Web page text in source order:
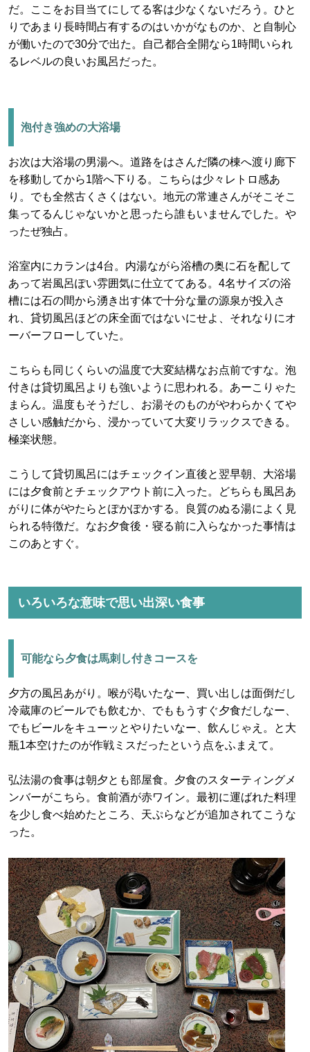
だ。ここをお目当てにしてる客は少なくないだろう。ひと
りであまり長時間占有するのはいかがなものか、と自制心
が働いたので30分で出た。自己都合全開なら1時間いられ
るレベルの良いお風呂だった。
泡付き強めの大浴場
お次は大浴場の男湯へ。道路をはさんだ隣の棟へ渡り廊下
を移動してから1階へ下りる。こちらは少々レトロ感あ
り。でも全然古くさくはない。地元の常連さんがそこそこ
集ってるんじゃないかと思ったら誰もいませんでした。や
ったぜ独占。
浴室内にカランは4台。内湯ながら浴槽の奥に石を配して
あって岩風呂ぽい雰囲気に仕立ててある。4名サイズの浴
槽には石の間から湧き出す体で十分な量の源泉が投入さ
れ、貸切風呂ほどの床全面ではないにせよ、それなりにオ
ーバーフローしていた。
こちらも同じくらいの温度で大変結構なお点前ですな。泡
付きは貸切風呂よりも強いように思われる。あーこりゃた
まらん。温度もそうだし、お湯そのものがやわらかくてや
さしい感触だから、浸かっていて大変リラックスできる。
極楽状態。
こうして貸切風呂にはチェックイン直後と翌早朝、大浴場
には夕食前とチェックアウト前に入った。どちらも風呂あ
がりに体がやたらとぽかぽかする。良質のぬる湯によく見
られる特徴だ。なお夕食後・寝る前に入らなかった事情は
このあとすぐ。
いろいろな意味で思い出深い食事
可能なら夕食は馬刺し付きコースを
夕方の風呂あがり。喉が渇いたなー、買い出しは面倒だし
冷蔵庫のビールでも飲むか、でももうすぐ夕食だしなー、
でもビールをキューッとやりたいなー、飲んじゃえ。と大
瓶1本空けたのが作戦ミスだったという点をふまえて。
弘法湯の食事は朝夕とも部屋食。夕食のスターティングメ
ンバーがこちら。食前酒が赤ワイン。最初に運ばれた料理
を少し食べ始めたところ、天ぷらなどが追加されてこうな
った。